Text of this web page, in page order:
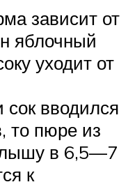
зависит от
яблочный
уходит от
сок вводился
то пюре из
в 6,5—7
к